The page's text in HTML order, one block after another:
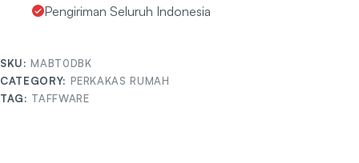
Pengiriman Seluruh Indonesia
SKU:MABT0DBK
CATEGORY: PERKAKAS RUMAH
TAG: TAFFWARE